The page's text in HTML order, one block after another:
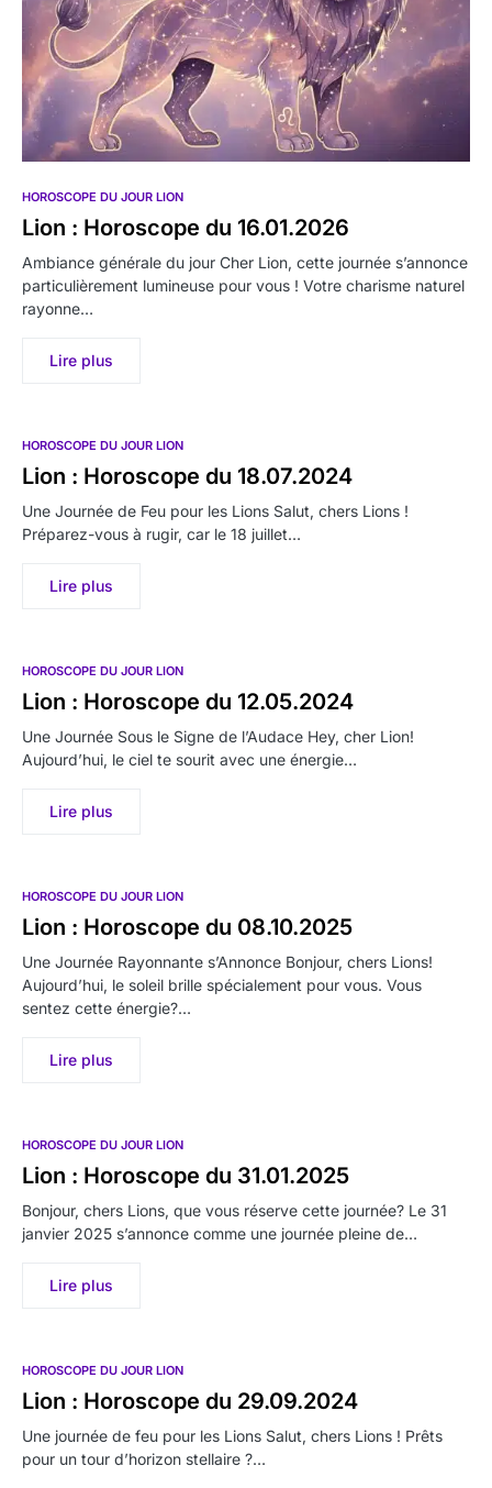
HOROSCOPE DU JOUR LION
Lion : Horoscope du 16.01.2026
Ambiance générale du jour Cher Lion, cette journée s’annonce
particulièrement lumineuse pour vous ! Votre charisme naturel
rayonne…
Lire plus
HOROSCOPE DU JOUR LION
Lion : Horoscope du 18.07.2024
Une Journée de Feu pour les Lions Salut, chers Lions !
Préparez-vous à rugir, car le 18 juillet…
Lire plus
HOROSCOPE DU JOUR LION
Lion : Horoscope du 12.05.2024
Une Journée Sous le Signe de l’Audace Hey, cher Lion!
Aujourd’hui, le ciel te sourit avec une énergie…
Lire plus
HOROSCOPE DU JOUR LION
Lion : Horoscope du 08.10.2025
Une Journée Rayonnante s’Annonce Bonjour, chers Lions!
Aujourd’hui, le soleil brille spécialement pour vous. Vous
sentez cette énergie?…
Lire plus
HOROSCOPE DU JOUR LION
Lion : Horoscope du 31.01.2025
Bonjour, chers Lions, que vous réserve cette journée? Le 31
janvier 2025 s’annonce comme une journée pleine de…
Lire plus
HOROSCOPE DU JOUR LION
Lion : Horoscope du 29.09.2024
Une journée de feu pour les Lions Salut, chers Lions ! Prêts
pour un tour d’horizon stellaire ?…